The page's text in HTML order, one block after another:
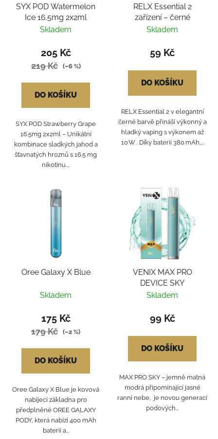
SYX POD Watermelon
Ice 16.5mg 2x2ml
Skladem
205 Kč
219 Kč (–6 %)
DO KOŠÍKU
SYX POD Strawberry Grape
16.5mg 2x2ml – Unikátní
kombinace sladkých jahod a
šťavnatých hroznů s 16.5 mg
nikotinu....
RELX Essential 2
zařízení – černé
Skladem
59 Kč
DO KOŠÍKU
RELX Essential 2 v elegantní
černé barvě přináší výkonný a
hladký vaping s výkonem až
10 W . Díky baterii 380 mAh,...
Oree Galaxy X Blue
Skladem
175 Kč
179 Kč (–2 %)
DO KOŠÍKU
Oree Galaxy X Blue je kovová
nabíjecí základna pro
předplněné OREE GALAXY
PODY, která nabízí 400 mAh
baterii a...
VENIX MAX PRO
DEVICE SKY
Skladem
99 Kč
DO KOŠÍKU
MAX PRO SKY – jemně matná
modrá připomínající jasné
ranní nebe, je novou generací
podových...